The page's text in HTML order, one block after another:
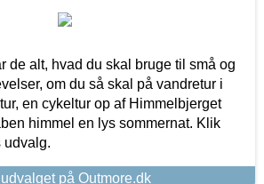
de alt, hvad du skal bruge til små og
om du så skal på vandretur i
en cykeltur op af Himmelbjerget
himmel en lys sommernat. Klik
udvalg.
på Outmore.dk